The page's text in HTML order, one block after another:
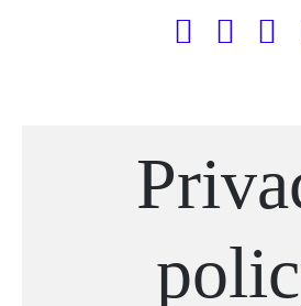
PRODUCTOS Y SERVICIOS